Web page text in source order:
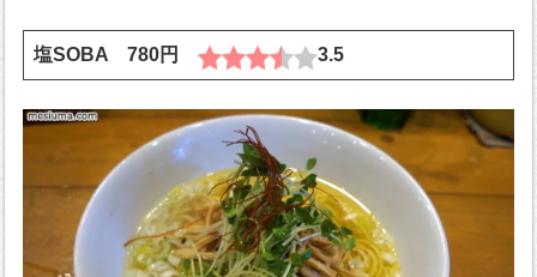
塩SOBA 780円 3.5